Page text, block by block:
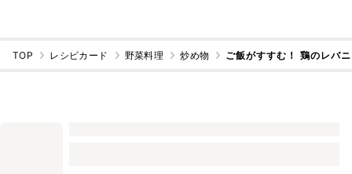
TOP レシピカード 野菜料理 炒め物 ご飯がすすむ！ 鶏のレバ